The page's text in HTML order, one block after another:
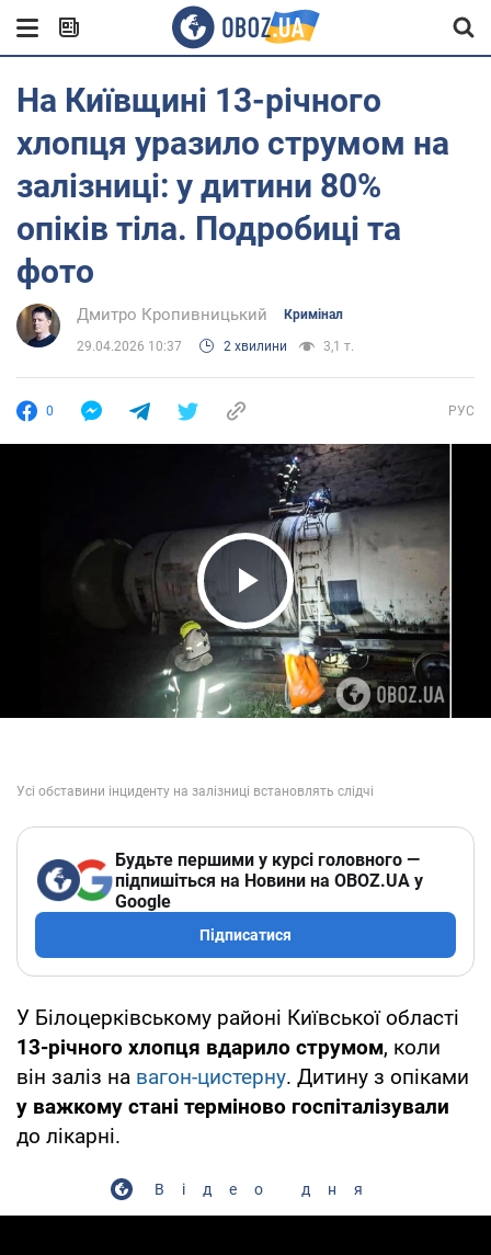
На Київщині 13-річного
хлопця уразило струмом на
залізниці: у дитини 80%
опіків тіла. Подробиці та
фото
Дмитро Кропивницький Кримінал
29.04.2026 10:37 2 хвилини 3,1 т.
0 РУС
Play Video
Будьте першими у курсі головного —
підпишіться на Новини на OBOZ.UA у
Google
Підписатися
У Білоцерківському районі Київської області
13-річного хлопця вдарило струмом, коли
він заліз на вагон-цистерну. Дитину з опіками
у важкому стані терміново госпіталізували
до лікарні.
Відео дня